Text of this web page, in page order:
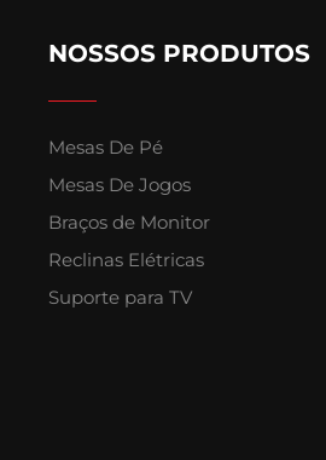
NOSSOS PRODUTOS
Mesas De Pé
Mesas De Jogos
Braços de Monitor
Reclinas Elétricas
Suporte para TV